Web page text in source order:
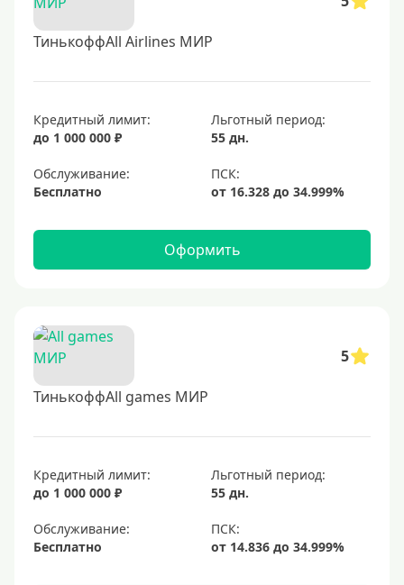
ТинькоффAll Airlines МИР
Кредитный лимит:
до 1 000 000 ₽
Льготный период:
55 дн.
Обслуживание:
Бесплатно
Оформить
5
ТинькоффAll games МИР
Кредитный лимит:
до 1 000 000 ₽
Льготный период:
55 дн.
Обслуживание:
Бесплатно